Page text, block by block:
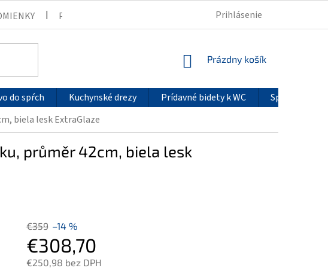
PODMIENKY OCHRANY OSOBNÝCH ÚDAJOV REKLAMÁCIE
Prihlásenie
NÁKUPNÝ
Prázdny košík
do spŕch Kuchynské drezy Prídavné bidety k WC
Sprchové
biela lesk ExtraGlaze
průměr 42cm, biela lesk
€359 –14 %
€308,70
€250,98 bez DPH